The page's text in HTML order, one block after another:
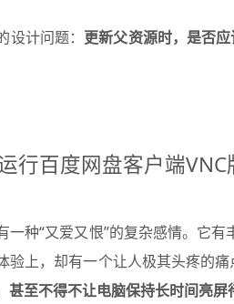
计问题： 更新父资源时，是否
行百度网盘客户端VNC
一种“又爱又恨”的复杂感情。它
上，却有一个让人极其头疼的痛
甚至不得不让电脑保持长时间亮屏